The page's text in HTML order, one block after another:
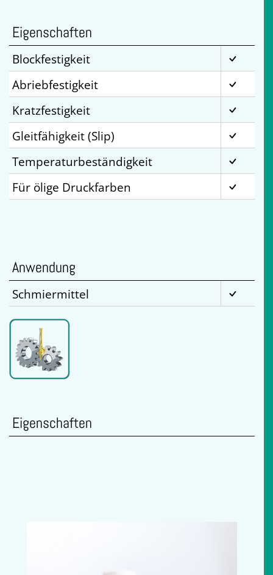
Eigenschaften
Blockfestigkeit
Abriebfestigkeit
Kratzfestigkeit
Gleitfähigkeit (Slip)
Temperaturbeständigkeit
Für ölige Druckfarben
Anwendung
Schmiermittel
Eigenschaften